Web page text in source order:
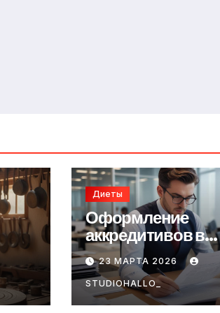
Диеты
Оформление
аккредитивов в
международной
торговле
23 МАРТА 2026
STUDIOHALLO_